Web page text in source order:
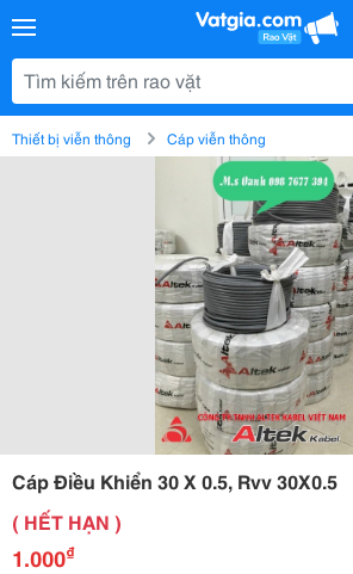
Thiết bị viễn thông Cáp viễn thông
Cáp Điều Khiển 30 X 0.5, Rvv 30X0.5
( HẾT HẠN )
1.000₫